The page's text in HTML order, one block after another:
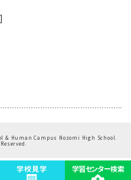
& Human Campus Nozomi High School.
学校見学 学習センター検索